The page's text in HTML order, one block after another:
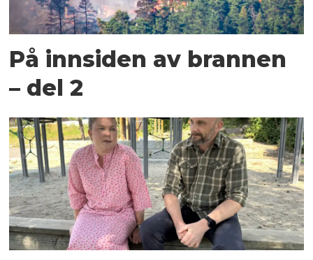
På innsiden av brannen
– del 2